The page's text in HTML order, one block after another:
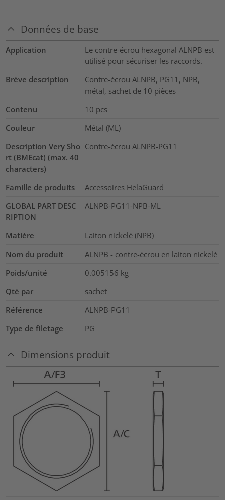
Données de base
Application
Le contre-écrou hexagonal ALNPB est
utilisé pour sécuriser les raccords.
Brève description
Contre-écrou ALNPB, PG11, NPB,
métal, sachet de 10 pièces
Contenu
10 pcs
Couleur
Métal (ML)
Description Very Sho
rt (BMEcat) (max. 40
characters)
Contre-écrou ALNPB-PG11
Famille de produits
Accessoires HelaGuard
GLOBAL PART DESC
RIPTION
ALNPB-PG11-NPB-ML
Matière
Laiton nickelé (NPB)
Nom du produit
ALNPB - contre-écrou en laiton nickelé
Poids/unité
0.005156 kg
Qté par
sachet
Référence
ALNPB-PG11
Type de filetage
PG
Dimensions produit